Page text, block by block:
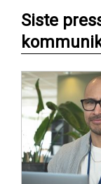
Siste